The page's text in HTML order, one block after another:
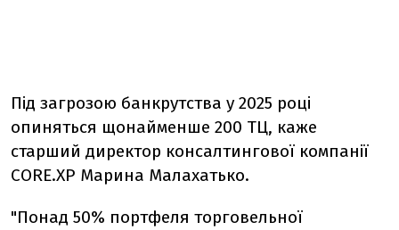
Під загрозою банкрутства у 2025 році
опиняться щонайменше 200 ТЦ, каже
старший директор консалтингової компанії
CORE.XP Марина Малахатько.
"Понад 50% портфеля торговельної